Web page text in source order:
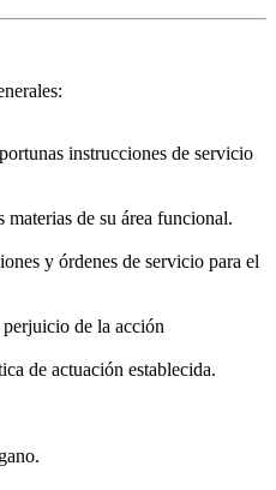
instrucciones de servicio
de su área funcional.
y órdenes de servicio para el
de la acción
de actuación establecida.